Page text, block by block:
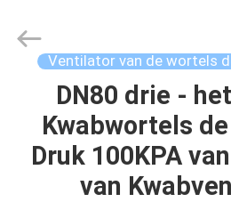
PRODUCTEN
Machine
(Jiangsu)
Ventilator van de wortels
DN80 drie -
Kwabwortels
Druk 100KPA
van